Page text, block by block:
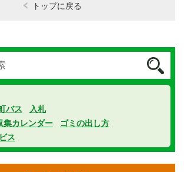
トップに戻る
バス
入札
集カレンダー
ゴミの出し方
ス